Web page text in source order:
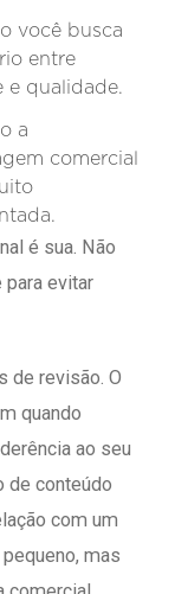
você busca
entre
e qualidade.
a
comercial
é sua. Não
evitar
de revisão. O
quando
ao seu
de conteúdo
com um
mas